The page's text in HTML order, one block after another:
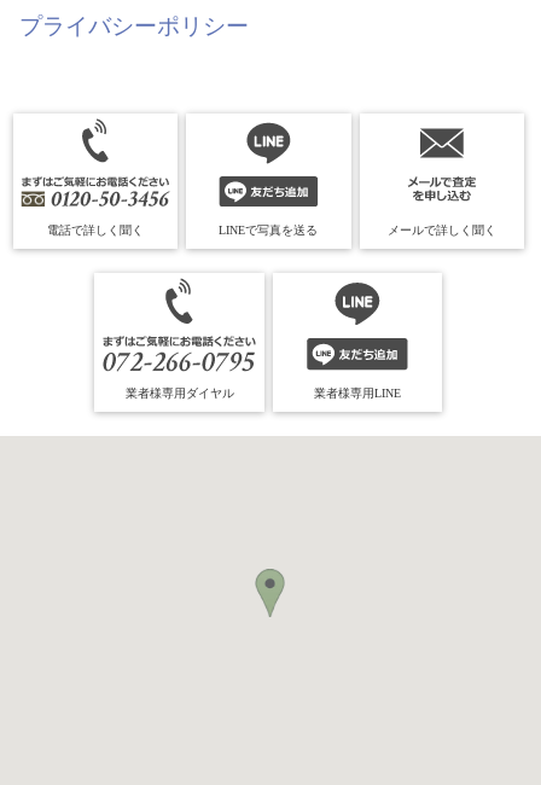
プライバシーポリシー
電話で詳しく聞く LINEで写真を送る メールで詳しく聞く
業者様専用ダイヤル 業者様専用LINE